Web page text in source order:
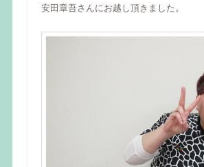
安田章吾さんにお越し頂きました。